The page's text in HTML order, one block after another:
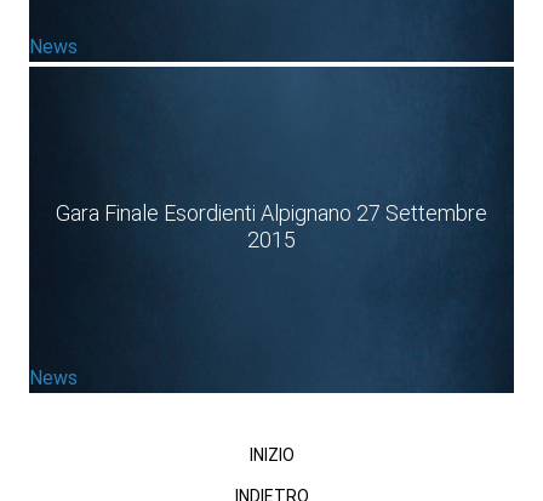
News
Gara Finale Esordienti Alpignano 27 Settembre
2015
News
INIZIO
INDIETRO